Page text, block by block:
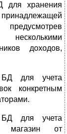
для хранения
доходов,
БД для учета
конкретным
БД для учета
магазин от